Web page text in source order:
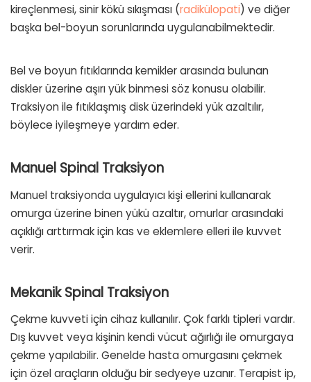
kireçlenmesi, sinir kökü sıkışması (radikülopati) ve diğer
başka bel-boyun sorunlarında uygulanabilmektedir.
Bel ve boyun fıtıklarında kemikler arasında bulunan
diskler üzerine aşırı yük binmesi söz konusu olabilir.
Traksiyon ile fıtıklaşmış disk üzerindeki yük azaltılır,
böylece iyileşmeye yardım eder.
Manuel Spinal Traksiyon
Manuel traksiyonda uygulayıcı kişi ellerini kullanarak
omurga üzerine binen yükü azaltır, omurlar arasındaki
açıklığı arttırmak için kas ve eklemlere elleri ile kuvvet
verir.
Mekanik Spinal Traksiyon
Çekme kuvveti için cihaz kullanılır. Çok farklı tipleri vardır.
Dış kuvvet veya kişinin kendi vücut ağırlığı ile omurgaya
çekme yapılabilir. Genelde hasta omurgasını çekmek
için özel araçların olduğu bir sedyeye uzanır. Terapist ip,